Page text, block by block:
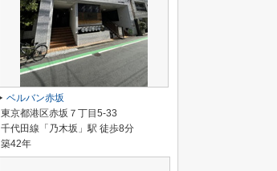
ベルバン赤坂
東京都港区赤坂７丁目5-33
千代田線「乃木坂」駅 徒歩8分
築42年